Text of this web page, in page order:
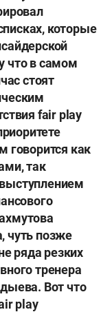
которые
что в самом
стоят
fair play
говорится как
так
чуть позже
ряда резких
тренера
. Вот что
play